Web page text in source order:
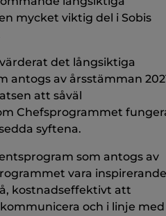
mycket viktig del i Sobis
det långsiktiga
antogs av årsstämman
att såväl
Chefsprogrammet
syftena.
som antogs av
vara
kostnadseffektivt att
och i linje med